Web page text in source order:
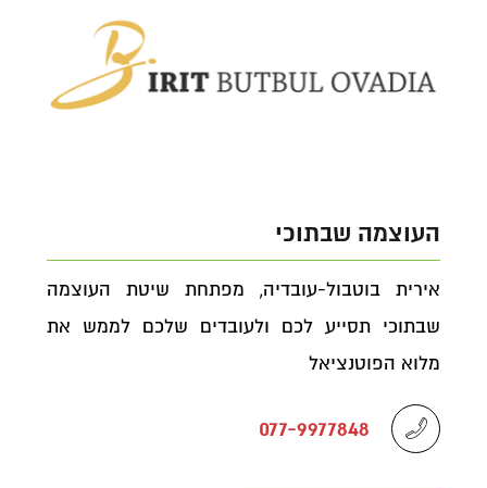
העוצמה שבתוכי
אירית בוטבול-עובדיה, מפתחת שיטת העוצמה
שבתוכי תסייע לכם ולעובדים שלכם לממש את
מלוא הפוטנציאל
077-9977848